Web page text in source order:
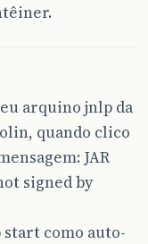
arquino jnlp da
quando clico
JAR
signed by
como auto-